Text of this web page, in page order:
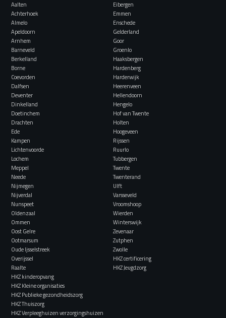
Aalten
Achterhoek
Almelo
Apeldoorn
Arnhem
Barneveld
Berkelland
Borne
Coevorden
Dalfsen
Deventer
Dinkelland
Doetinchem
Drachten
Ede
Eibergen
Emmen
Enschede
Gelderland
Goor
Groenlo
Haaksbergen
Hardenberg
Harderwijk
Heerenveen
Hellendoorn
Hengelo
Hof van Twente
Holten
Hoogeveen
Kampen
Lichtenvoorde
Lochem
Meppel
Neede
Nijmegen
Nijverdal
Nunspeet
Oldenzaal
Ommen
Oost Gelre
Ootmarsum
Oude Ijsselstreek
Overijssel
Raalte
Rijssen
Ruurlo
Tubbergen
Twente
Twenterand
Ulft
Varsseveld
Vroomshoop
Wierden
Winterswijk
Zevenaar
Zutphen
Zwolle
HKZ certificering
HKZ Jeugdzorg
HKZ kinderopvang
HKZ Kleine organisaties
HKZ Publieke gezondheidszorg
HKZ Thuiszorg
HKZ Verpleeghuizen verzorgingshuizen